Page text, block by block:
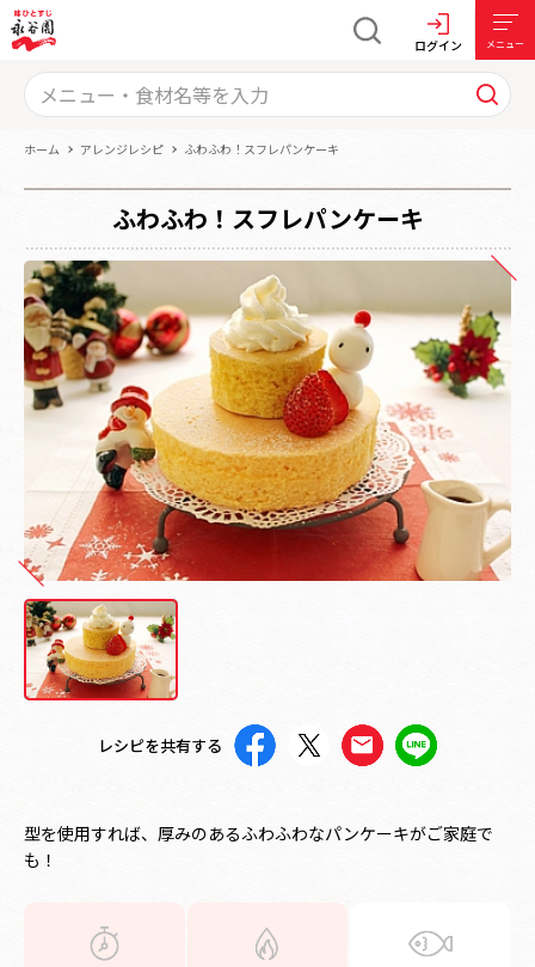
ログイン メニュー
ホーム アレンジレシピ ふわふわ！スフレパンケーキ
ふわふわ！スフレパンケーキ
レシピを共有する
型を使用すれば、厚みのあるふわふわなパンケーキがご家庭で
も！